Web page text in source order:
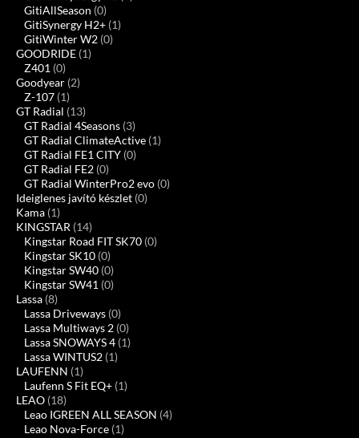
GitiAllSeason (0)
GitiSynergy H2+ (1)
GitiWinter W2 (0)
GOODRIDE (1)
Z401 (0)
Goodyear (2)
Z-107 (1)
GT Radial (13)
GT Radial 4Seasons (3)
GT Radial ClimateActive (1)
GT Radial FE1 CITY (0)
GT Radial FE2 (0)
GT Radial WinterPro2 evo (0)
Ideiglenes javító készlet (0)
Kama (1)
KINGSTAR (14)
Kingstar Road FIT SK70 (0)
Kingstar SK10 (0)
Kingstar SW40 (0)
Kingstar SW41 (0)
Lassa (8)
Lassa Driveways (0)
Lassa Multiways 2 (0)
Lassa SNOWAYS 4 (1)
Lassa WINTUS2 (1)
LAUFENN (1)
Laufenn S Fit EQ+ (1)
LEAO (18)
Leao IGREEN ALL SEASON (4)
Leao Nova-Force (1)